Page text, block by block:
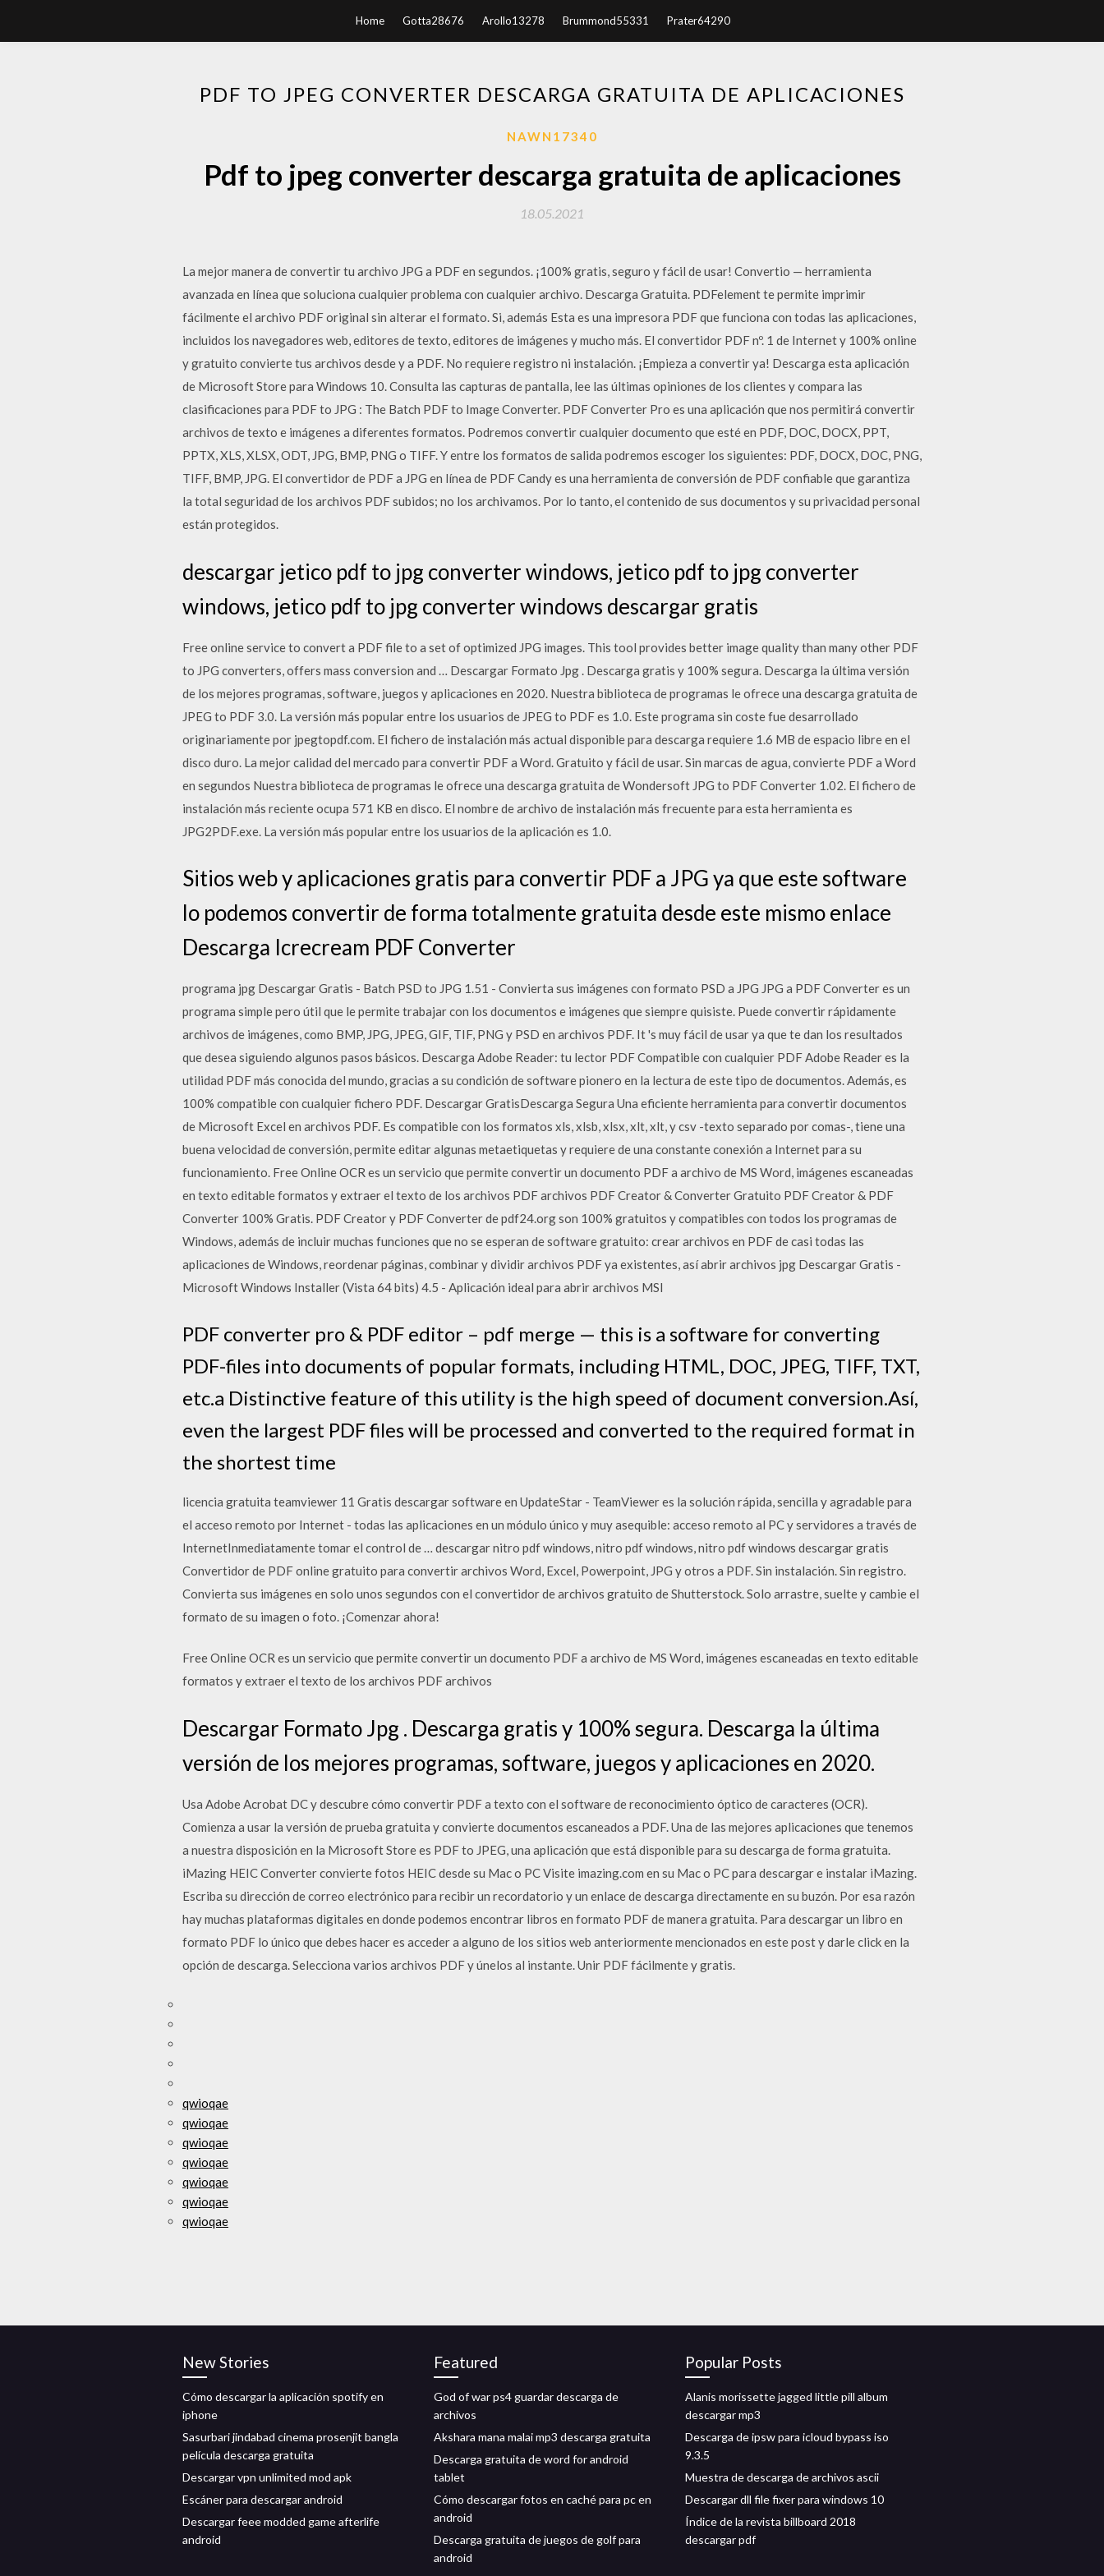
Home Gotta28676 Arollo13278 Brummond55331 Prater64290
PDF TO JPEG CONVERTER DESCARGA GRATUITA DE APLICACIONES
NAWN17340
Pdf to jpeg converter descarga gratuita de aplicaciones
18.05.2021
La mejor manera de convertir tu archivo JPG a PDF en segundos. ¡100% gratis, seguro y fácil de usar! Convertio — herramienta
avanzada en línea que soluciona cualquier problema con cualquier archivo. Descarga Gratuita. PDFelement te permite imprimir
fácilmente el archivo PDF original sin alterar el formato. Si, además Esta es una impresora PDF que funciona con todas las aplicaciones,
incluidos los navegadores web, editores de texto, editores de imágenes y mucho más. El convertidor PDF nº. 1 de Internet y 100% online
y gratuito convierte tus archivos desde y a PDF. No requiere registro ni instalación. ¡Empieza a convertir ya! Descarga esta aplicación
de Microsoft Store para Windows 10. Consulta las capturas de pantalla, lee las últimas opiniones de los clientes y compara las
clasificaciones para PDF to JPG : The Batch PDF to Image Converter. PDF Converter Pro es una aplicación que nos permitirá convertir
archivos de texto e imágenes a diferentes formatos. Podremos convertir cualquier documento que esté en PDF, DOC, DOCX, PPT,
PPTX, XLS, XLSX, ODT, JPG, BMP, PNG o TIFF. Y entre los formatos de salida podremos escoger los siguientes: PDF, DOCX, DOC, PNG,
TIFF, BMP, JPG. El convertidor de PDF a JPG en línea de PDF Candy es una herramienta de conversión de PDF confiable que garantiza
la total seguridad de los archivos PDF subidos; no los archivamos. Por lo tanto, el contenido de sus documentos y su privacidad personal
están protegidos.
descargar jetico pdf to jpg converter windows, jetico pdf to jpg converter
windows, jetico pdf to jpg converter windows descargar gratis
Free online service to convert a PDF file to a set of optimized JPG images. This tool provides better image quality than many other PDF
to JPG converters, offers mass conversion and … Descargar Formato Jpg . Descarga gratis y 100% segura. Descarga la última versión
de los mejores programas, software, juegos y aplicaciones en 2020. Nuestra biblioteca de programas le ofrece una descarga gratuita de
JPEG to PDF 3.0. La versión más popular entre los usuarios de JPEG to PDF es 1.0. Este programa sin coste fue desarrollado
originariamente por jpegtopdf.com. El fichero de instalación más actual disponible para descarga requiere 1.6 MB de espacio libre en el
disco duro. La mejor calidad del mercado para convertir PDF a Word. Gratuito y fácil de usar. Sin marcas de agua, convierte PDF a Word
en segundos Nuestra biblioteca de programas le ofrece una descarga gratuita de Wondersoft JPG to PDF Converter 1.02. El fichero de
instalación más reciente ocupa 571 KB en disco. El nombre de archivo de instalación más frecuente para esta herramienta es
JPG2PDF.exe. La versión más popular entre los usuarios de la aplicación es 1.0.
Sitios web y aplicaciones gratis para convertir PDF a JPG ya que este software
lo podemos convertir de forma totalmente gratuita desde este mismo enlace
Descarga Icrecream PDF Converter
programa jpg Descargar Gratis - Batch PSD to JPG 1.51 - Convierta sus imágenes con formato PSD a JPG JPG a PDF Converter es un
programa simple pero útil que le permite trabajar con los documentos e imágenes que siempre quisiste. Puede convertir rápidamente
archivos de imágenes, como BMP, JPG, JPEG, GIF, TIF, PNG y PSD en archivos PDF. It 's muy fácil de usar ya que te dan los resultados
que desea siguiendo algunos pasos básicos. Descarga Adobe Reader: tu lector PDF Compatible con cualquier PDF Adobe Reader es la
utilidad PDF más conocida del mundo, gracias a su condición de software pionero en la lectura de este tipo de documentos. Además, es
100% compatible con cualquier fichero PDF. Descargar GratisDescarga Segura Una eficiente herramienta para convertir documentos
de Microsoft Excel en archivos PDF. Es compatible con los formatos xls, xlsb, xlsx, xlt, xlt, y csv -texto separado por comas-, tiene una
buena velocidad de conversión, permite editar algunas metaetiquetas y requiere de una constante conexión a Internet para su
funcionamiento. Free Online OCR es un servicio que permite convertir un documento PDF a archivo de MS Word, imágenes escaneadas
en texto editable formatos y extraer el texto de los archivos PDF archivos PDF Creator & Converter Gratuito PDF Creator & PDF
Converter 100% Gratis. PDF Creator y PDF Converter de pdf24.org son 100% gratuitos y compatibles con todos los programas de
Windows, además de incluir muchas funciones que no se esperan de software gratuito: crear archivos en PDF de casi todas las
aplicaciones de Windows, reordenar páginas, combinar y dividir archivos PDF ya existentes, así abrir archivos jpg Descargar Gratis -
Microsoft Windows Installer (Vista 64 bits) 4.5 - Aplicación ideal para abrir archivos MSI
PDF converter pro & PDF editor – pdf merge — this is a software for converting
PDF-files into documents of popular formats, including HTML, DOC, JPEG, TIFF, TXT,
etc.a Distinctive feature of this utility is the high speed of document conversion.Así,
even the largest PDF files will be processed and converted to the required format in
the shortest time
licencia gratuita teamviewer 11 Gratis descargar software en UpdateStar - TeamViewer es la solución rápida, sencilla y agradable para
el acceso remoto por Internet - todas las aplicaciones en un módulo único y muy asequible: acceso remoto al PC y servidores a través de
InternetInmediatamente tomar el control de … descargar nitro pdf windows, nitro pdf windows, nitro pdf windows descargar gratis
Convertidor de PDF online gratuito para convertir archivos Word, Excel, Powerpoint, JPG y otros a PDF. Sin instalación. Sin registro.
Convierta sus imágenes en solo unos segundos con el convertidor de archivos gratuito de Shutterstock. Solo arrastre, suelte y cambie el
formato de su imagen o foto. ¡Comenzar ahora!
Free Online OCR es un servicio que permite convertir un documento PDF a archivo de MS Word, imágenes escaneadas en texto editable
formatos y extraer el texto de los archivos PDF archivos
Descargar Formato Jpg . Descarga gratis y 100% segura. Descarga la última
versión de los mejores programas, software, juegos y aplicaciones en 2020.
Usa Adobe Acrobat DC y descubre cómo convertir PDF a texto con el software de reconocimiento óptico de caracteres (OCR).
Comienza a usar la versión de prueba gratuita y convierte documentos escaneados a PDF. Una de las mejores aplicaciones que tenemos
a nuestra disposición en la Microsoft Store es PDF to JPEG, una aplicación que está disponible para su descarga de forma gratuita.
iMazing HEIC Converter convierte fotos HEIC desde su Mac o PC Visite imazing.com en su Mac o PC para descargar e instalar iMazing.
Escriba su dirección de correo electrónico para recibir un recordatorio y un enlace de descarga directamente en su buzón. Por esa razón
hay muchas plataformas digitales en donde podemos encontrar libros en formato PDF de manera gratuita. Para descargar un libro en
formato PDF lo único que debes hacer es acceder a alguno de los sitios web anteriormente mencionados en este post y darle click en la
opción de descarga. Selecciona varios archivos PDF y únelos al instante. Unir PDF fácilmente y gratis.
qwioqae
qwioqae
qwioqae
qwioqae
qwioqae
qwioqae
qwioqae
New Stories
Cómo descargar la aplicación spotify en
iphone
Sasurbari jindabad cinema prosenjit bangla
película descarga gratuita
Descargar vpn unlimited mod apk
Escáner para descargar android
Descargar feee modded game afterlife
android
Featured
God of war ps4 guardar descarga de
archivos
Akshara mana malai mp3 descarga gratuita
Descarga gratuita de word for android
tablet
Cómo descargar fotos en caché para pc en
android
Descarga gratuita de juegos de golf para
android
Popular Posts
Alanis morissette jagged little pill album
descargar mp3
Descarga de ipsw para icloud bypass iso
9.3.5
Muestra de descarga de archivos ascii
Descargar dll file fixer para windows 10
Índice de la revista billboard 2018
descargar pdf